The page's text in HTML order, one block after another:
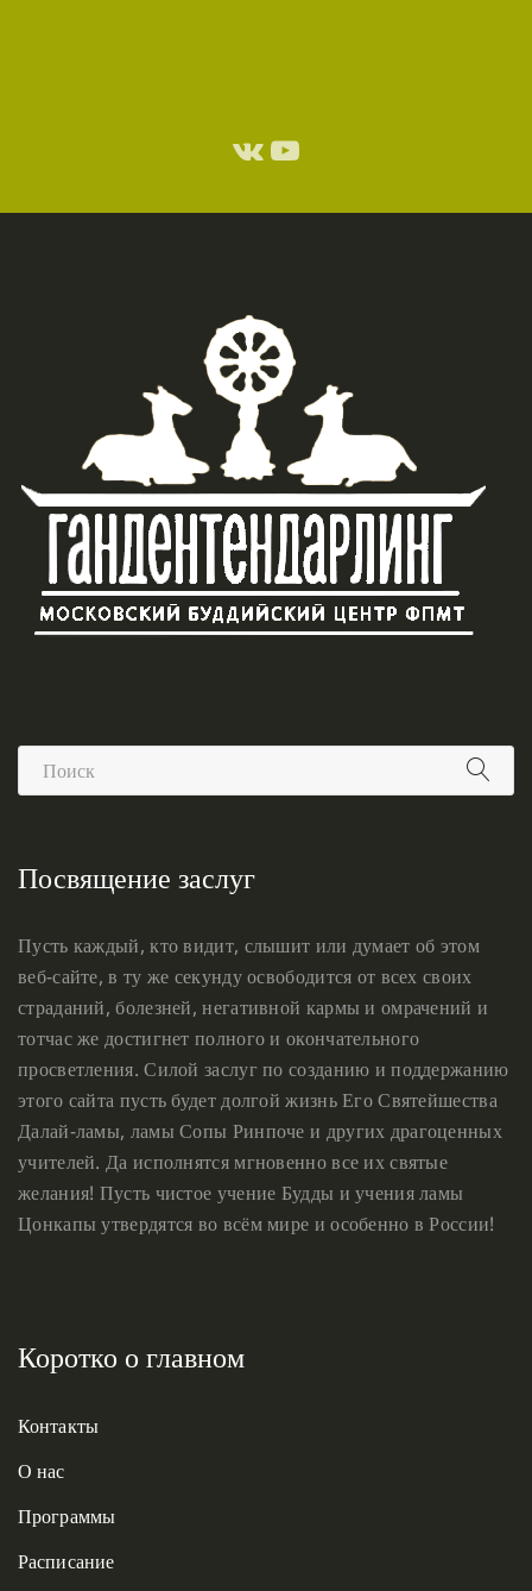
Посвящение заслуг
Пусть каждый, кто видит, слышит или думает об этом
веб-сайте, в ту же секунду освободится от всех своих
страданий, болезней, негативной кармы и омрачений и
тотчас же достигнет полного и окончательного
просветления. Силой заслуг по созданию и поддержанию
этого сайта пусть будет долгой жизнь Его Святейшества
Далай-ламы, ламы Сопы Ринпоче и других драгоценных
учителей. Да исполнятся мгновенно все их святые
желания! Пусть чистое учение Будды и учения ламы
Цонкапы утвердятся во всём мире и особенно в России!
Коротко о главном
Контакты
О нас
Программы
Расписание